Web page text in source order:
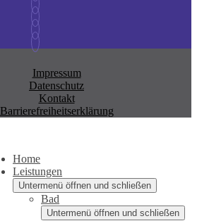
Impressum
Datenschutz
Kontakt
Barrierefreiheitserklärung
Home
Leistungen
Untermenü öffnen und schließen
Bad
Untermenü öffnen und schließen